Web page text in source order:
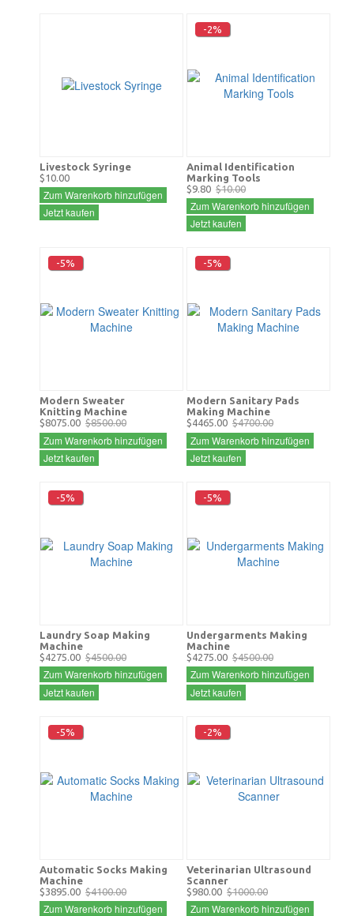
Livestock Syringe
$10.00
Zum Warenkorb hinzufügen
Jetzt kaufen
-2%
Animal Identification
Marking Tools
$9.80 $10.00
Zum Warenkorb hinzufügen
Jetzt kaufen
-5%
Modern Sweater
Knitting Machine
$8075.00 $8500.00
Zum Warenkorb hinzufügen
Jetzt kaufen
-5%
Modern Sanitary Pads
Making Machine
$4465.00 $4700.00
Zum Warenkorb hinzufügen
Jetzt kaufen
-5%
Laundry Soap Making
Machine
$4275.00 $4500.00
Zum Warenkorb hinzufügen
Jetzt kaufen
-5%
Undergarments Making
Machine
$4275.00 $4500.00
Zum Warenkorb hinzufügen
Jetzt kaufen
-5%
Automatic Socks Making
Machine
$3895.00 $4100.00
Zum Warenkorb hinzufügen
-2%
Veterinarian Ultrasound
Scanner
$980.00 $1000.00
Zum Warenkorb hinzufügen